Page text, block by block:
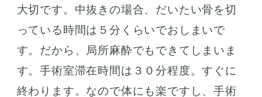
大切です。中抜きの場合、だいたい骨を切
っている時間は５分くらいでおしまいで
す。だから、局所麻酔でもできてしまいま
す。手術室滞在時間は３０分程度。すぐに
終わります。なので体にも楽ですし、手術